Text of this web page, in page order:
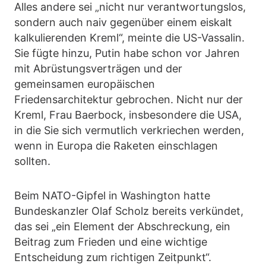
Alles andere sei „nicht nur verantwortungslos,
sondern auch naiv gegenüber einem eiskalt
kalkulierenden Kreml“, meinte die US-Vassalin.
Sie fügte hinzu, Putin habe schon vor Jahren
mit Abrüstungsverträgen und der
gemeinsamen europäischen
Friedensarchitektur gebrochen. Nicht nur der
Kreml, Frau Baerbock, insbesondere die USA,
in die Sie sich vermutlich verkriechen werden,
wenn in Europa die Raketen einschlagen
sollten.
Beim NATO-Gipfel in Washington hatte
Bundeskanzler Olaf Scholz bereits verkündet,
das sei „ein Element der Abschreckung, ein
Beitrag zum Frieden und eine wichtige
Entscheidung zum richtigen Zeitpunkt“.